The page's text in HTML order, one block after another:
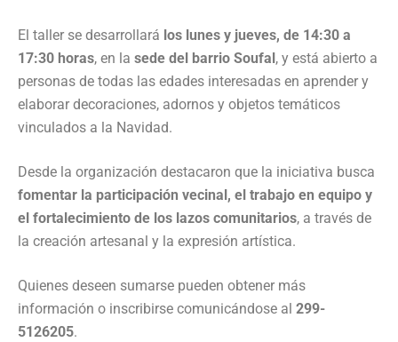
El taller se desarrollará los lunes y jueves, de 14:30 a
17:30 horas, en la sede del barrio Soufal, y está abierto a
personas de todas las edades interesadas en aprender y
elaborar decoraciones, adornos y objetos temáticos
vinculados a la Navidad.
Desde la organización destacaron que la iniciativa busca
fomentar la participación vecinal, el trabajo en equipo y
el fortalecimiento de los lazos comunitarios, a través de
la creación artesanal y la expresión artística.
Quienes deseen sumarse pueden obtener más
información o inscribirse comunicándose al 299-
5126205.